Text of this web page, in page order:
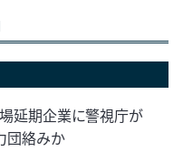
延期企業に警視庁が
団絡みか